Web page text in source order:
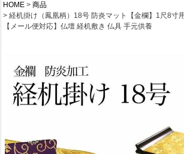
HOME
商品
経机掛け（鳳凰柄）18号 防炎マット【金欄】1尺8寸
【メール便対応】仏壇 経机敷き 仏具 手元供養